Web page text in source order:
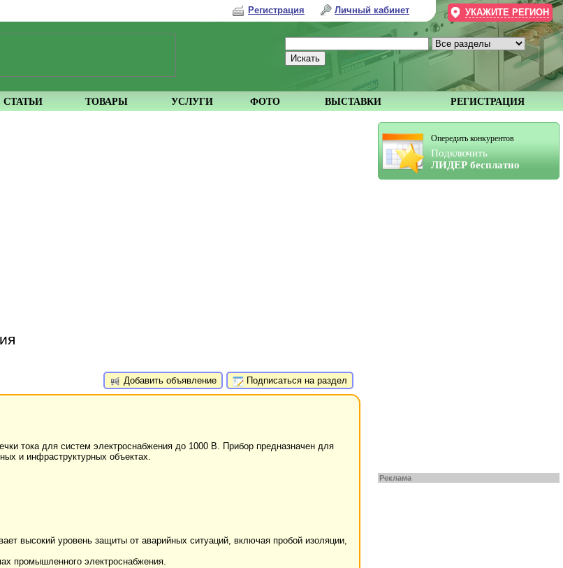
Опередить конкурентов
Подключить
ЛИДЕР бесплатно
Реклама
Добавить объявление
Подписаться на раздел
тока для систем электроснабжения до 1000 В. Прибор предназначен для
и инфраструктурных объектах.
высокий уровень защиты от аварийных ситуаций, включая пробой изоляции,
промышленного электроснабжения.
СТАТЬИ ТОВАРЫ УСЛУГИ ФОТО ВЫСТАВКИ РЕГИСТРАЦИЯ
Личный кабинет
Регистрация УКАЖИТЕ РЕГИОН